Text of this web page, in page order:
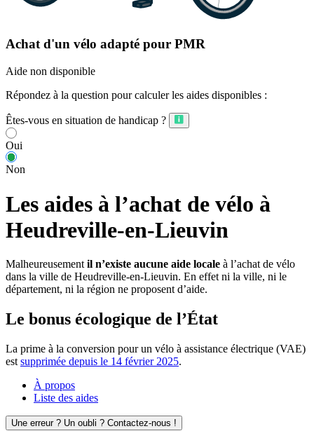
Achat d'un vélo adapté pour PMR
Aide non disponible
Répondez à la question pour calculer les aides disponibles :
Êtes-vous en situation de handicap ?
Oui
Non
Les aides à l’achat de vélo à
Heudreville-en-Lieuvin
Malheureusement il n’existe aucune aide locale à l’achat de vélo
dans la ville de Heudreville-en-Lieuvin. En effet ni la ville, ni le
département, ni la région ne proposent d’aide.
Le bonus écologique de l’État
La prime à la conversion pour un vélo à assistance électrique (VAE)
est supprimée depuis le 14 février 2025.
À propos
Liste des aides
Une erreur ? Un oubli ? Contactez-nous !